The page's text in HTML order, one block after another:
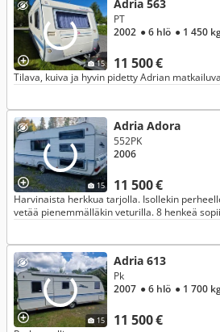
15
Adria 563
11 500 €
PT
2002 ● 6 hlö ● 1 450
Tilava, kuiva ja hyvin pidetty Adrian
15
Adria Adora
11 500 €
552PK
2006
Harvinaista herkkua tarjolla. Isollekin
vetää pienemmälläkin veturilla. 8 henkeä
15
Adria 613
11 500 €
Pk
2007 ● 6 hlö ● 1 700